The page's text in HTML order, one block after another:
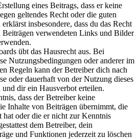
eines Beitrags, dass er keine
geltendes Recht oder die guten
insbesondere, dass du das Recht
Beiträgen verwendeten Links und Bilder
übt das Hausrecht aus. Bei
Nutzungsbedingungen oder anderer im
Regeln kann der Betreiber dich nach
oder dauerhaft von der Nutzung dieses
und dir ein Hausverbot erteilen.
dass der Betreiber keine
Inhalte von Beiträgen übernimmt, die
hat oder die er nicht zur Kenntnis
dem Betreiber, dein
und Funktionen jederzeit zu löschen